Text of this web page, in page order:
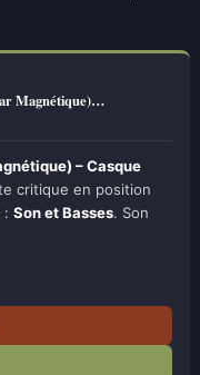
Magnétique)…
– Casque
critique en position
: Son et Basses. Son